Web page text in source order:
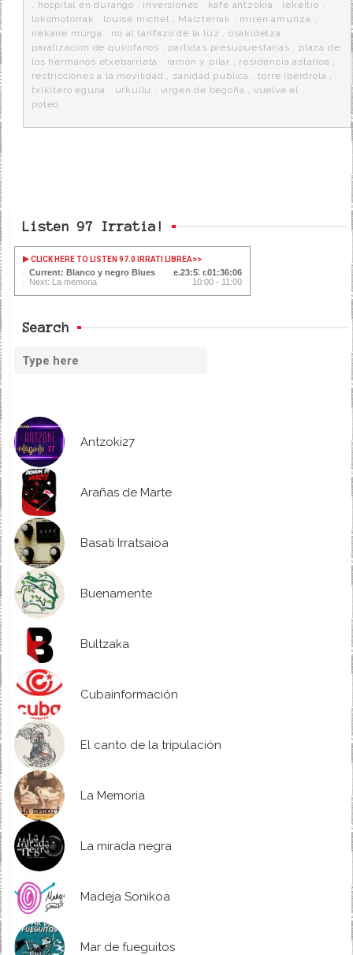
, hospital en durango , inversiones , kafe antzokia , lekeitio ,
lokomotorrak , louise michel , Maizterrak , miren amuriza ,
nekane murga , no al tarifazo de la luz , osakidetza ,
paralizacion de quirofanos , partidas presupuestarias , plaza de
los hermanos etxebarrieta , ramon y pilar , residencia astarloa ,
restricciones a la movilidad , sanidad publica ,torre iberdrola ,
txikitero eguna , urkullu , virgen de begoña , vuelve el
poteo
Listen 97 Irratia!
CLICK HERE TO LISTEN 97.0 IRRATI LIBREA>>
Current: Blanco y negro Blues 23:53 01:36:06
Next: La memoria
10:00 - 11:00
Search
Antzoki27
Arañas de Marte
Basati Irratsaioa
Buenamente
Bultzaka
Cubainformación
El canto de la tripulación
La Memoria
La mirada negra
Madeja Sonikoa
Mar de fueguitos